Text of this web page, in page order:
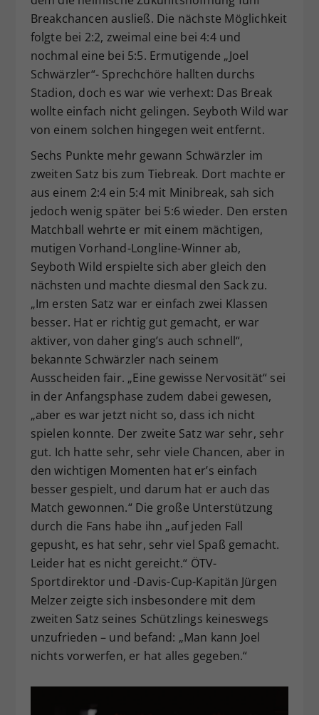
Breakchancen ausließ. Die nächste Möglichkeit
folgte bei 2:2, zweimal eine bei 4:4 und
nochmal eine bei 5:5. Ermutigende „Joel
Schwärzler“- Sprechchöre hallten durchs
Stadion, doch es war wie verhext: Das Break
wollte einfach nicht gelingen. Seyboth Wild war
von einem solchen hingegen weit entfernt.
Sechs Punkte mehr gewann Schwärzler im
zweiten Satz bis zum Tiebreak. Dort machte er
aus einem 2:4 ein 5:4 mit Minibreak, sah sich
jedoch wenig später bei 5:6 wieder. Den ersten
Matchball wehrte er mit einem mächtigen,
mutigen Vorhand-Longline-Winner ab,
Seyboth Wild erspielte sich aber gleich den
nächsten und machte diesmal den Sack zu.
„Im ersten Satz war er einfach zwei Klassen
besser. Hat er richtig gut gemacht, er war
aktiver, von daher ging’s auch schnell“,
bekannte Schwärzler nach seinem
Ausscheiden fair. „Eine gewisse Nervosität“ sei
in der Anfangsphase zudem dabei gewesen,
„aber es war jetzt nicht so, dass ich nicht
spielen konnte. Der zweite Satz war sehr, sehr
gut. Ich hatte sehr, sehr viele Chancen, aber in
den wichtigen Momenten hat er’s einfach
besser gespielt, und darum hat er auch das
Match gewonnen.“ Die große Unterstützung
durch die Fans habe ihn „auf jeden Fall
gepusht, es hat sehr, sehr viel Spaß gemacht.
Leider hat es nicht gereicht.“ ÖTV-
Sportdirektor und -Davis-Cup-Kapitän Jürgen
Melzer zeigte sich insbesondere mit dem
zweiten Satz seines Schützlings keineswegs
unzufrieden – und befand: „Man kann Joel
nichts vorwerfen, er hat alles gegeben.“